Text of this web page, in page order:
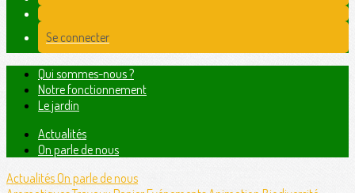
Se connecter
Qui sommes-nous ?
Notre fonctionnement
Le jardin
Actualités
On parle de nous
ActualitésOn parle de nous